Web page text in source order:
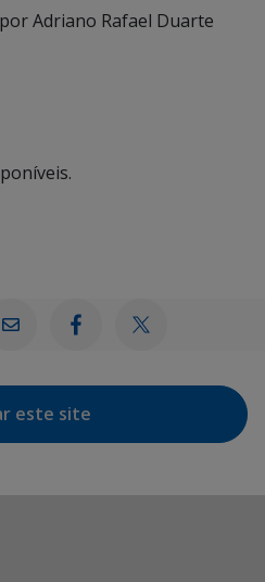
por Adriano Rafael Duarte
este site